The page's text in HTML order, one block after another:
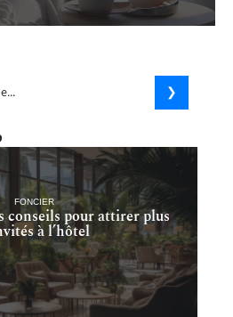
FONCIER
conseils pour attirer plus
à l’hôtel